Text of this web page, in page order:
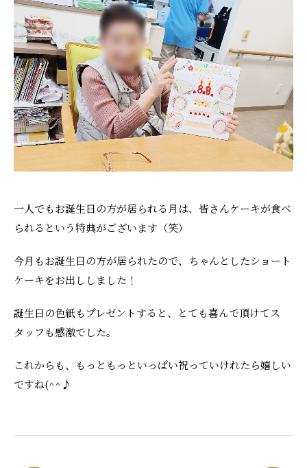
採用情報
一人でもお誕生日の方が居られる月は、皆さんケーキが食べ
られるという特典がございます（笑）
今月もお誕生日の方が居られたので、ちゃんとしたショート
ケーキをお出ししました！
誕生日の色紙もプレゼントすると、とても喜んで頂けてス
タッフも感激でした。
これからも、もっともっといっぱい祝っていけれたら嬉しい
ですね(^^♪